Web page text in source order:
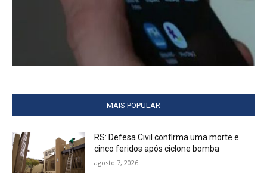
MAIS POPULAR
RS: Defesa Civil confirma uma morte e
cinco feridos após ciclone bomba
agosto 7, 2026